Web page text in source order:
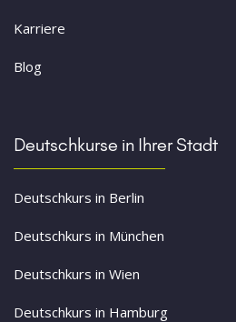
Karriere
Blog
Deutschkurse in Ihrer Stadt
Deutschkurs in Berlin
Deutschkurs in München
Deutschkurs in Wien
Deutschkurs in Hamburg